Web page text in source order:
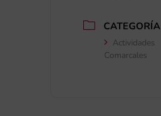
CATEGORÍA
Actividades
Comarcales